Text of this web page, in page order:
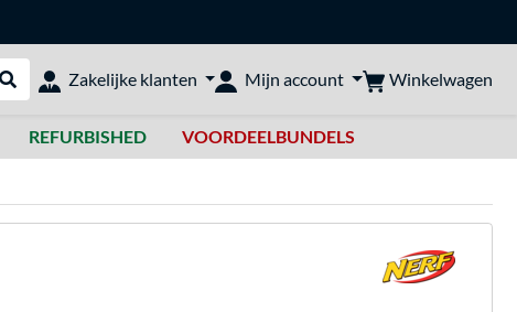
Webshop doorzoeken
Zakelijke klanten Mijn account Winkelwagen
REFURBISHED VOORDEELBUNDELS